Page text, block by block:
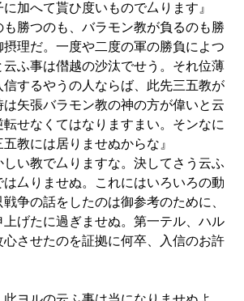
に加へて貰ひ度いもので厶ります』
も勝つのも、バラモン教が負るのも勝
理だ。一度や二度の軍の勝負によつ
ふ事は僣越の沙汰でせう。それ位薄
するやうの人ならば、此先三五教が
矢張バラモン教の神の方が偉いと云
せなくてはなりますまい。そンなに
教には居りませぬからな』
しい教で厶りますな。決してさう云ふ
厶りませぬ。これにはいろいろの動
争の話をしたのは御参考のために、
げたに過ぎませぬ。第一テル、ハル
させたのを証拠に何卒、入信のお許